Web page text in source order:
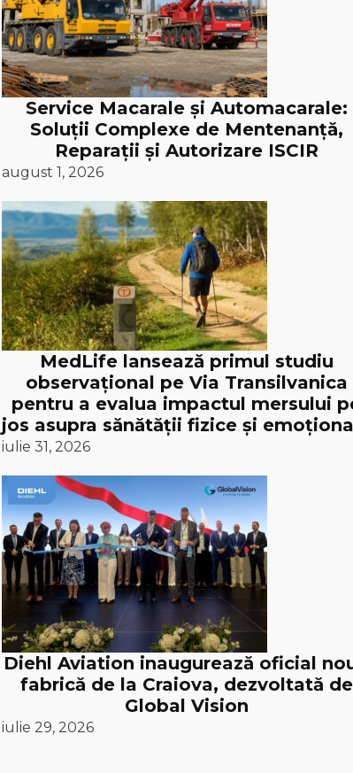
Service Macarale și Automacarale:
Soluții Complexe de Mentenanță,
Reparații și Autorizare ISCIR
august 1, 2026
MedLife lansează primul studiu
observațional pe Via Transilvanica
pentru a evalua impactul mersului
jos asupra sănătății fizice și
iulie 31, 2026
Diehl Aviation inaugurează oficial
fabrică de la Craiova, dezvoltată de
Global Vision
iulie 29, 2026